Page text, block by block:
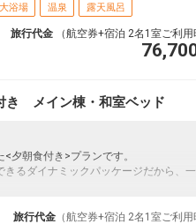
大浴場 温泉 露天風呂
旅行代金 （航空券+宿泊 2名1室ご利
き メイン棟・和室ベッド
夕朝食付き>プランです。
るダイナミックパッケージだから、
ループ）確約！フライトマイル50％貯
旅行代金 （航空券+宿泊 2名1室ご利